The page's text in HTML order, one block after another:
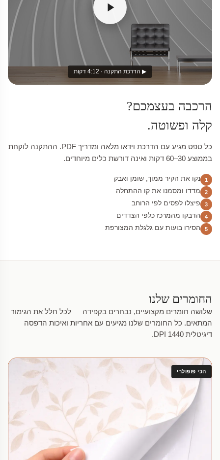
▶ הדרכת התקנה · 4:12 דקות
הרכבה בעצמכם?
קלה ופשוטה.
כל טפט מגיע עם הדרכת וידאו מלאה ומדריך PDF. ההתקנה לוקחת
בממוצע 30–60 דקות ואינה דורשת כלים מיוחדים.
1 נקו את הקיר ממוך, שומן ואבק
2 מדדו ומסמנו את קו ההתחלה
3 פיצלו לפסים לפי הרוחב
4 הדבקו מהמרכז כלפי הצדדים
5 הסירו בועות עם גלגלת המצורפת
החומרים שלנו
שלושה חומרים מקצועיים, נבחרים בקפידה — לכל חלל את הגימור
המתאים. כל החומרים שלנו מגיעים עם אחריות ואיכות הדפסה
דיגיטלית 1440 DPI.
הכי פופולרי